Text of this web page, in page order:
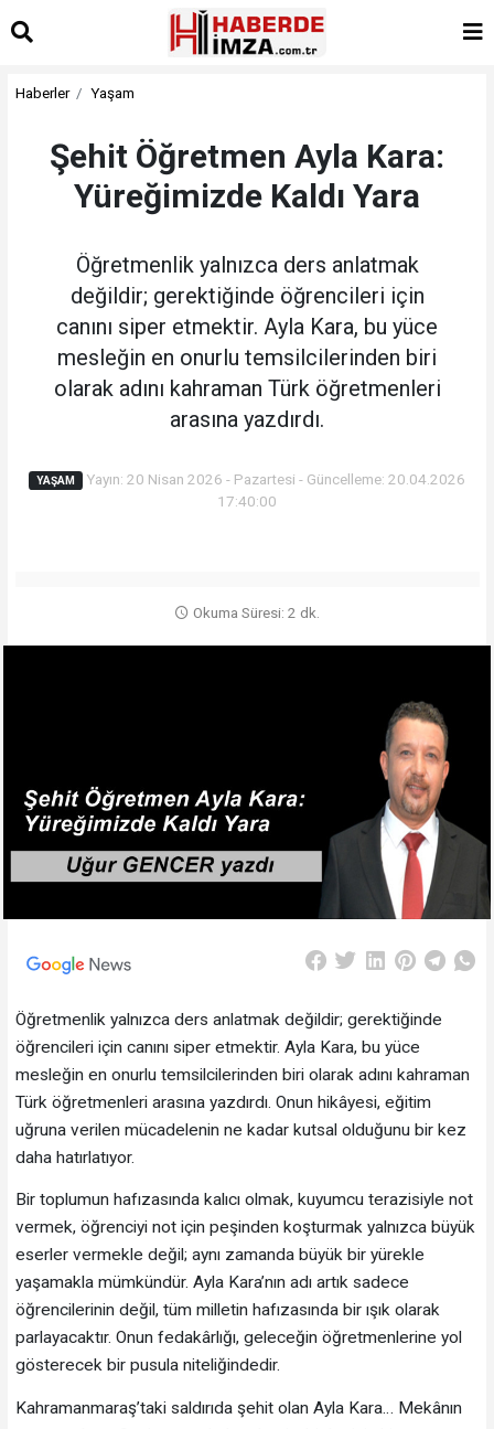
Haberler Yaşam
Şehit Öğretmen Ayla Kara:
Yüreğimizde Kaldı Yara
Öğretmenlik yalnızca ders anlatmak
değildir; gerektiğinde öğrencileri için
canını siper etmektir. Ayla Kara, bu yüce
mesleğin en onurlu temsilcilerinden biri
olarak adını kahraman Türk öğretmenleri
arasına yazdırdı.
YAŞAM
Yayın: 20 Nisan 2026 - Pazartesi - Güncelleme: 20.04.2026
17:40:00
Okuma Süresi: 2 dk.
Öğretmenlik yalnızca ders anlatmak değildir; gerektiğinde
öğrencileri için canını siper etmektir. Ayla Kara, bu yüce
mesleğin en onurlu temsilcilerinden biri olarak adını kahraman
Türk öğretmenleri arasına yazdırdı. Onun hikâyesi, eğitim
uğruna verilen mücadelenin ne kadar kutsal olduğunu bir kez
daha hatırlatıyor.
Bir toplumun hafızasında kalıcı olmak, kuyumcu terazisiyle not
vermek, öğrenciyi not için peşinden koşturmak yalnızca büyük
eserler vermekle değil; aynı zamanda büyük bir yürekle
yaşamakla mümkündür. Ayla Kara’nın adı artık sadece
öğrencilerinin değil, tüm milletin hafızasında bir ışık olarak
parlayacaktır. Onun fedakârlığı, geleceğin öğretmenlerine yol
gösterecek bir pusula niteliğindedir.
Kahramanmaraş’taki saldırıda şehit olan Ayla Kara… Mekânın